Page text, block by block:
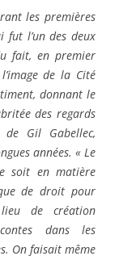
les premières
fut l’un des deux
fait, en premier
de la Cité
donnant le
des regards
Gil Gabellec,
années. « Le
soit en matière
de droit pour
de création
dans les
On faisait même